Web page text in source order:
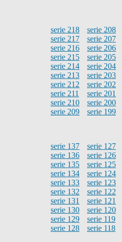
serie 218
serie 217
serie 216
serie 215
serie 214
serie 213
serie 212
serie 211
serie 210
serie 209
serie 208
serie 207
serie 206
serie 205
serie 204
serie 203
serie 202
serie 201
serie 200
serie 199
serie 137
serie 136
serie 135
serie 134
serie 133
serie 132
serie 131
serie 130
serie 129
serie 128
serie 127
serie 126
serie 125
serie 124
serie 123
serie 122
serie 121
serie 120
serie 119
serie 118